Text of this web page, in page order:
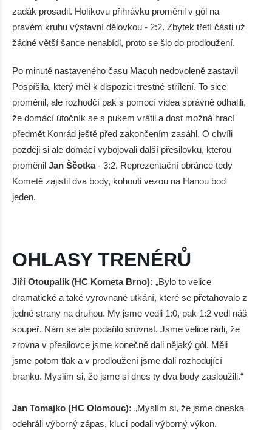
zadák prosadil. Holíkovu přihrávku proměnil v gól na
pravém kruhu výstavní dělovkou - 2:2. Zbytek třetí části už
žádné větší šance nenabídl, proto se šlo do prodloužení.
Po minutě nastaveného času Macuh nedovoleně zastavil
Pospíšila, který měl k dispozici trestné střílení. To sice
proměnil, ale rozhodčí pak s pomocí videa správně odhalili,
že domácí útočník se s pukem vrátil a dost možná hrací
předmět Konrád ještě před zakončením zasáhl. O chvíli
později si ale domácí vybojovali další přesilovku, kterou
proměnil Jan Ščotka- 3:2. Reprezentační obránce tedy
Kometě zajistil dva body, kohouti vezou na Hanou bod
jeden.
OHLASY TRENÉRŮ
Jiří Otoupalík (HC Kometa Brno): „Bylo to velice
dramatické a také vyrovnané utkání, které se přetahovalo z
jedné strany na druhou. My jsme vedli 1:0, pak 1:2 vedl náš
soupeř. Nám se ale podařilo srovnat. Jsme velice rádi, že
zrovna v přesilovce jsme konečně dali nějaký gól. Měli
jsme potom tlak a v prodloužení jsme dali rozhodující
branku. Myslím si, že jsme si dnes ty dva body zasloužili.“
Jan Tomajko (HC Olomouc): „Myslím si, že jsme dneska
odehráli výborný zápas, kluci podali výborný výkon.